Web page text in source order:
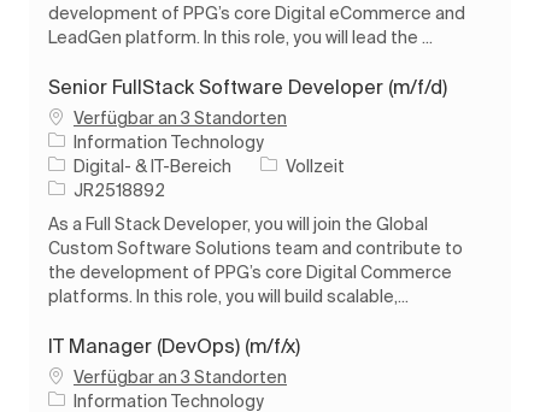
development of PPG’s core Digital eCommerce and
LeadGen platform. In this role, you will lead the ...
Senior FullStack Software Developer (m/f/d)
Verfügbar an 3 Standorten
Information Technology
Kategorie
Digital- & IT-Bereich Auftragstyp
Vollzeit
Auftrags-ID
JR2518892
As a Full Stack Developer, you will join the Global
Custom Software Solutions team and contribute to
the development of PPG’s core Digital Commerce
platforms. In this role, you will build scalable,...
IT Manager (DevOps) (m/f/x)
Verfügbar an 3 Standorten
Information Technology